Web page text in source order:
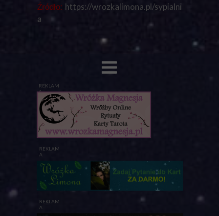
REKLAM
A
REKLAM
A
REKLAM
A
Źródło: https://wrozkalimona.pl/sypialni
a